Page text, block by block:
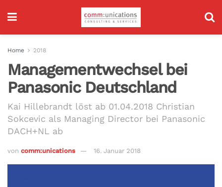
Home 2018
Managementwechsel bei
Panasonic Deutschland
Kai Hillebrandt löst ab 01.04.2018 Christian
Sokcevic als Managing Director bei Panasonic
DACH+NL ab
von comm:unications 16. Januar 2018